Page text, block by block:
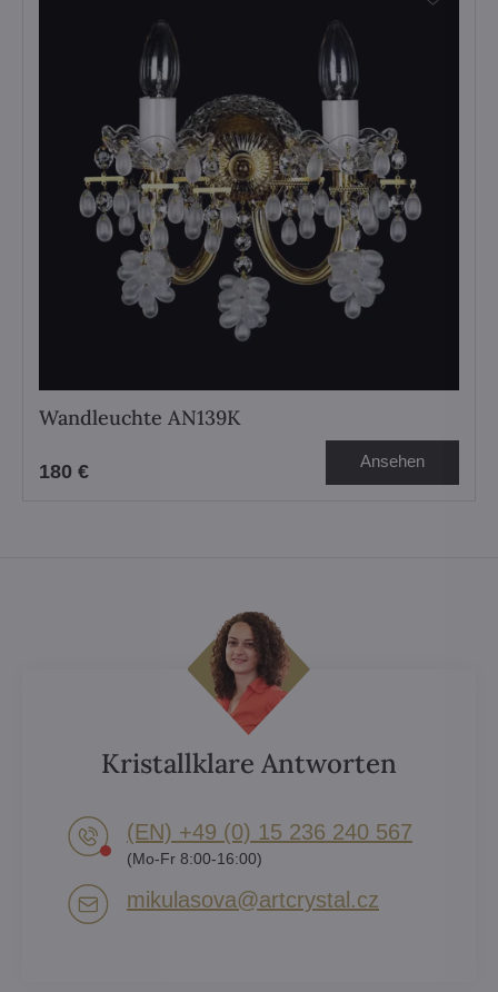
Wandleuchte AN139K
180 € Ansehen
Kristallklare Antworten
(EN) +49 (0) 15 236 240 567
(Mo-Fr 8:00-16:00)
mikulasova​@artcrystal​.cz